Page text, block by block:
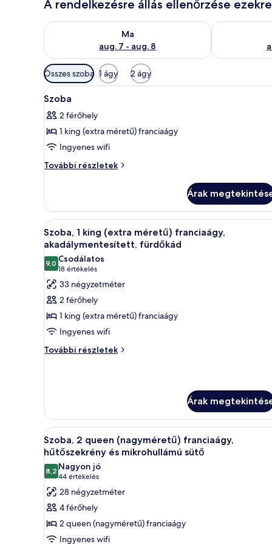
A rendelkezésre állás ellenőrzése
Ma
aug. 7 - aug. 8
A ma esti rendelkezésre állás ellenőrzése: aug. 7 -
A holnapi
Szobákhoz
rendelkezésre
álló
Összes szoba 1 ágy 2 ágy
A
következő
szoba
összes
képének
megtekintése:
Íróasztal, laptophoz jól
16
Szoba
2 férőhely
1 king (extra méretű) franciaágy
Ingyenes wifi
További részletek
Szoba
Árak
A
következő
szoba
összes
képének
megtekintése:
Szoba,
1
king
(extra
Egy szállodai szoba,
8
Szoba, 1 king (extra méretű) franciaágy,
akadálymentesített, fürdőkád
9,010-ből 9,0
Csodálatos
18 értékelés
(18
értékelés)
33 négyzetméter
2 férőhely
1 king (extra méretű) franciaágy
Ingyenes wifi
További részletek
Szoba,
akadálymentesített,
fürdőkád
további
részletei
Árak
A
következő
szoba
összes
képének
megtekintése:
Szoba,
2
Egy szállodai szoba két
4
Szoba, 2 queen (nagyméretű) franciaágy,
hűtőszekrény és mikrohullámú sütő
8,210-ből 8,2
Nagyon jó
44 értékelés
(44
értékelés)
28 négyzetméter
4 férőhely
2 queen (nagyméretű) franciaágy
Ingyenes wifi